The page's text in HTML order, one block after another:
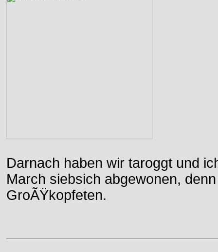
Darnach haben wir taroggt und
March siebsich abgewonen,
GroÃŸkopfeten.